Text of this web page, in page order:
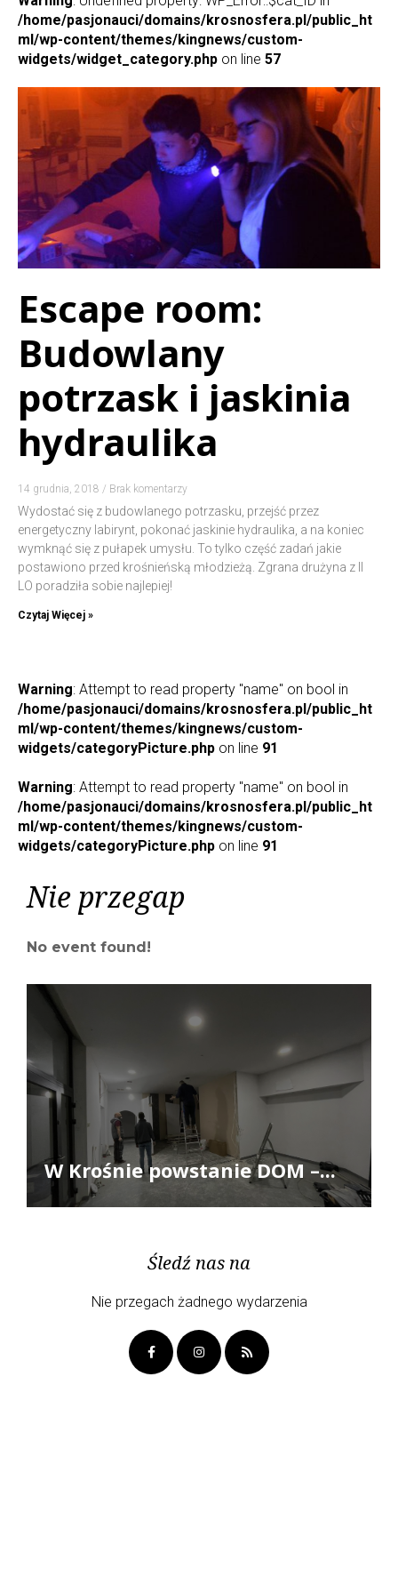
/home/pasjonauci/domains/krosnosfera.pl/public_ht
ml/wp-content/themes/kingnews/custom-
widgets/widget_category.php on line 57
Escape room:
Budowlany
potrzask i jaskinia
hydraulika
14 grudnia, 2018 Brak komentarzy
Wydostać się z budowlanego potrzasku, przejść przez
energetyczny labirynt, pokonać jaskinie hydraulika, a na koniec
wymknąć się z pułapek umysłu. To tylko część zadań jakie
postawiono przed krośnieńską młodzieżą. Zgrana drużyna z II
LO poradziła sobie najlepiej!
Czytaj Więcej »
Warning: Attempt to read property "name" on bool in
/home/pasjonauci/domains/krosnosfera.pl/public_ht
ml/wp-content/themes/kingnews/custom-
widgets/categoryPicture.php on line 91
Warning: Attempt to read property "name" on bool in
/home/pasjonauci/domains/krosnosfera.pl/public_ht
ml/wp-content/themes/kingnews/custom-
widgets/categoryPicture.php on line 91
Nie przegap
No event found!
W Krośnie powstanie DOM –...
Śledź nas na
Nie przegach żadnego wydarzenia